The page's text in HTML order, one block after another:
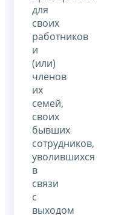
для
своих
работников
и
(или)
членов
их
семей,
своих
бывших
сотрудников,
уволившихся
в
связи
с
выходом